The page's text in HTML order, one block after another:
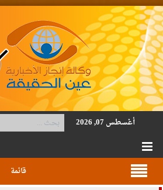
أغسطس 07, 2026
قائمة